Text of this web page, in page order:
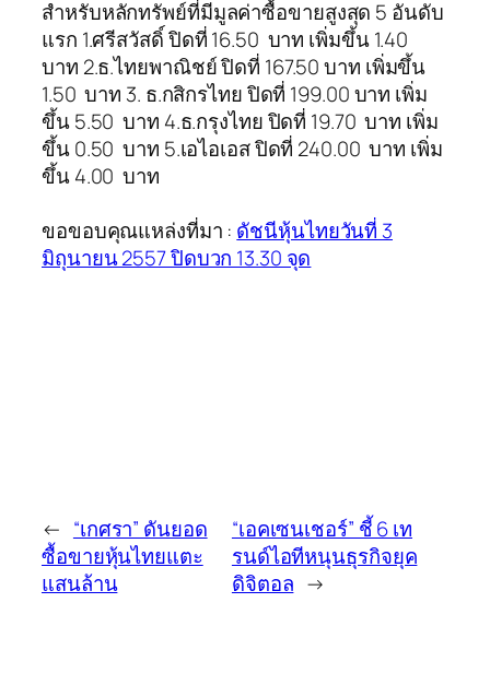
สำหรับหลักทรัพย์ที่มีมูลค่าซื้อขายสูงสุด 5 อันดับ
แรก 1.ศรีสวัสดิ์ ปิดที่ 16.50 บาท เพิ่มขึ้น 1.40
บาท 2.ธ.ไทยพาณิชย์ ปิดที่ 167.50 บาท เพิ่มขึ้น
1.50 บาท 3. ธ.กสิกรไทย ปิดที่ 199.00 บาท เพิ่ม
ขึ้น 5.50 บาท 4.ธ.กรุงไทย ปิดที่ 19.70 บาท เพิ่ม
ขึ้น 0.50 บาท 5.เอไอเอส ปิดที่ 240.00 บาท เพิ่ม
ขึ้น 4.00 บาท
ขอขอบคุณแหล่งที่มา : ดัชนีหุ้นไทยวันที่ 3
มิถุนายน 2557 ปิดบวก 13.30 จุด
← “เกศรา” ดันยอด
ซื้อขายหุ้นไทยแตะ
แสนล้าน
“เอคเซนเชอร์” ชี้ 6 เท
รนด์ไอทีหนุนธุรกิจยุค
ดิจิตอล →